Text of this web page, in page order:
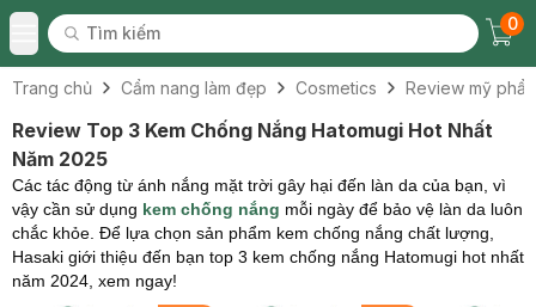
Toggle Menu
Tìm kiếm
Tìm kiếm
0
Trang chủ Cẩm nang làm đẹp Cosmetics Review mỹ
Review Top 3 Kem Chống Nắng Hatomugi Hot Nhất
Năm 2025
Các tác động từ ánh nắng mặt trời gây hại đến làn da của bạn, vì
vậy cần sử dụng kem chống nắng mỗi ngày để bảo vệ làn da luôn
chắc khỏe. Để lựa chọn sản phẩm kem chống nắng chất lượng,
Hasaki giới thiệu đến bạn top 3 kem chống nắng Hatomugi hot nhất
năm 2024, xem ngay!